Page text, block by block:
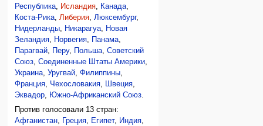
Республика
Исландия Канада
Коста-Рика
Либерия Люксембург,
Нидерланды
Никарагуа
Новая
Зеландия
Норвегия Панама
Парагвай
Перу, Польша ,Советский
Союз ,Соединенные Штаты Америки
Украина ,Уругвай ,Филиппины
Франция
Чехословакия Швеция
Эквадор
Южно-Африканский Союз
Против голосовали 13 стран:
Афганистан, Греция, Египет, Индия,